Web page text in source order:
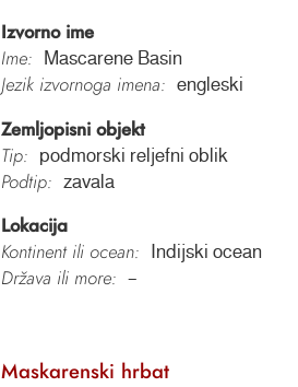
Izvorno ime
Ime:
Mascarene Basin
Jezik izvornoga imena: engleski
Zemljopisni objekt
Tip:
podmorski reljefni oblik
Podtip: zavala
Lokacija
Kontinent ili ocean:
Indijski ocean
Država ili more: –
Maskarenski hrbat